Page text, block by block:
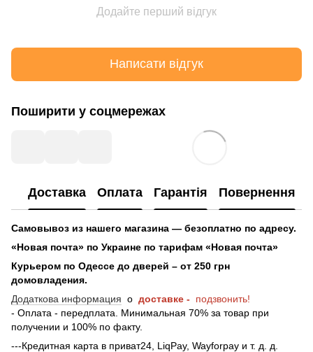
Додайте перший відгук
Написати відгук
Поширити у соцмережах
Доставка Оплата Гарантія Повернення
Самовывоз из нашего магазина — безоплатно по адресу.
«Новая почта» по Украине по тарифам «Новая почта»
Курьером по Одессе до дверей – от 250 грн
домовладения.
Додаткова информация о доставке - подзвонить!
- Оплата - передплата. Минимальная 70% за товар при
получении и 100% по факту.
---Кредитная карта в приват24, LiqPay, Wayforpay и т. д. д.